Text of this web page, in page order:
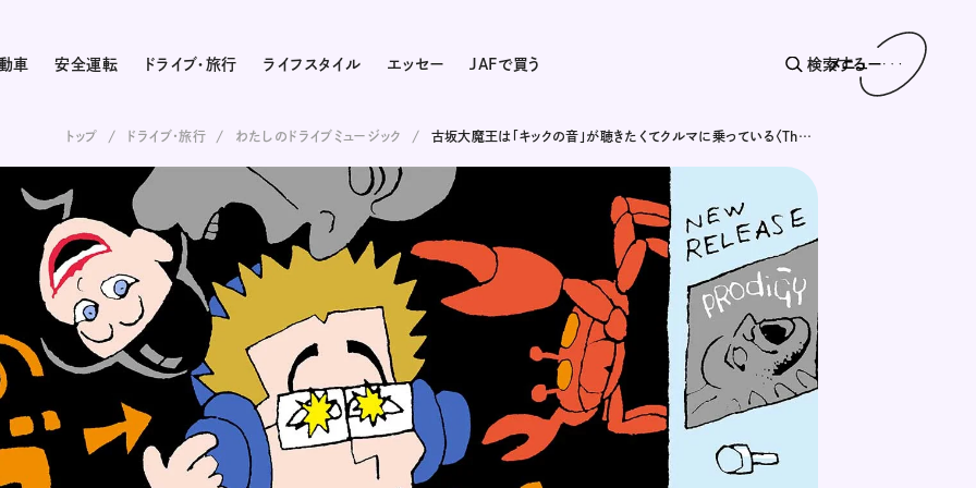
車 安全運転 ドライブ・旅行 ライフスタイル エッセー JAFで買う 検索する
メニュー
トップ ドライブ･旅行 わたしのドライブミュージック 古坂大魔王は「キックの音」が聴きたくてクルマに乗っている〈The Prodigy / Omen〉